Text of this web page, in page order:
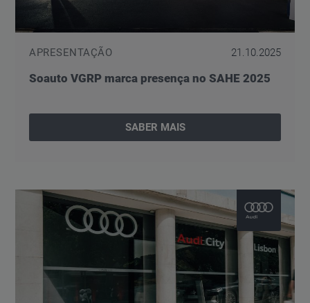
APRESENTAÇÃO 21.10.2025
Soauto VGRP marca presença no SAHE 2025
SABER MAIS